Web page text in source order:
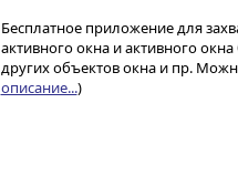
Бесплатное приложение для
активного окна и активного
других объектов окна и пр.
описание...)